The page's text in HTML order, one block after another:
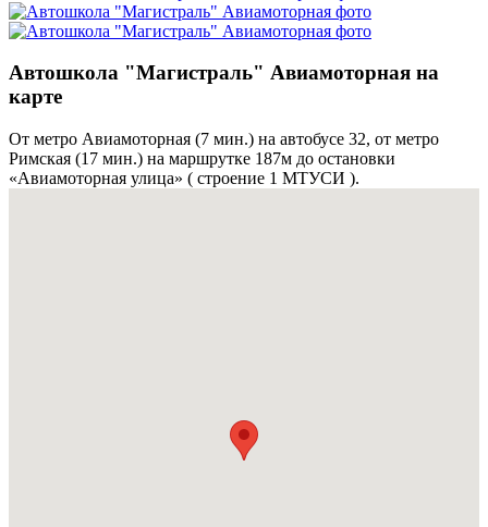
Автошкола "Магистраль" Авиамоторная на
карте
От метро Авиамоторная (7 мин.) на автобусе 32, от метро
Римская (17 мин.) на маршрутке 187м до остановки
«Авиамоторная улица» ( строение 1 МТУСИ ).